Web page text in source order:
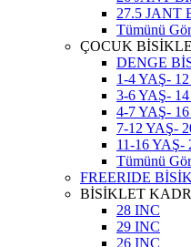
27.5 JANT
Tümünü Gör
ÇOCUK
DENGE
1-4 YAŞ-
3-6 YAŞ-
4-7 YAŞ-
7-12 YAŞ-
11-16 YAŞ-
Tümünü Gör
FREERIDE
BİSİKLET
28 INC
29 INC
26 INC